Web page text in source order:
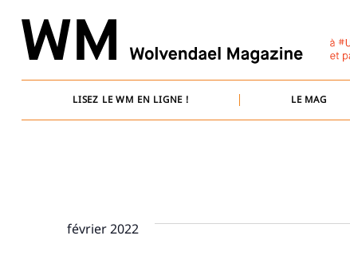
content
LISEZ LE WM EN LIGNE ! LE MAG
février 2022